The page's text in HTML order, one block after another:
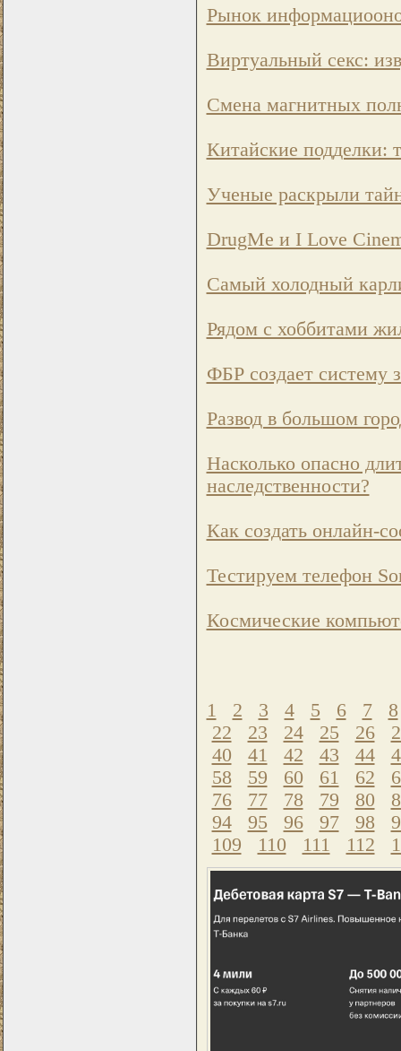
Рынок
Виртуальный секс:
Смена магнитных
Китайские подделки:
Ученые раскрыли
DrugMe и I Love
Самый холодный
Рядом с хоббитами
ФБР создает систему
Развод в большом
Насколько опасно
наследственности?
Как создать онлайн-
Тестируем телефон
Космические
1 2 3 4 5 6 7
8
22
23 24 25 26
40
41 42 43 44
58
59 60 61 62
76
77 78 79 80
94
95 96 97 98
109
110 111 112